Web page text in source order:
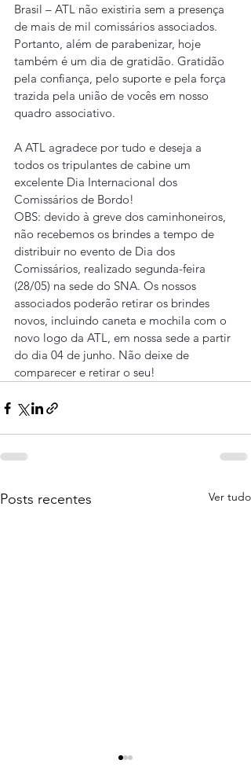
Brasil – ATL não existiria sem a presença
de mais de mil comissários associados.
Portanto, além de parabenizar, hoje
também é um dia de gratidão. Gratidão
pela confiança, pelo suporte e pela força
trazida pela união de vocês em nosso
quadro associativo.
A ATL agradece por tudo e deseja a
todos os tripulantes de cabine um
excelente Dia Internacional dos
Comissários de Bordo!
OBS: devido à greve dos caminhoneiros,
não recebemos os brindes a tempo de
distribuir no evento de Dia dos
Comissários, realizado segunda-feira
(28/05) na sede do SNA. Os nossos
associados poderão retirar os brindes
novos, incluindo caneta e mochila com o
novo logo da ATL, em nossa sede a partir
do dia 04 de junho. Não deixe de
comparecer e retirar o seu!
Posts recentes Ver tudo